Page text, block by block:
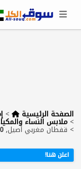
الصفحة الرئيسية >
> ملابس النساء
> قفطان مغربي أصيل,
اعلن هنا!